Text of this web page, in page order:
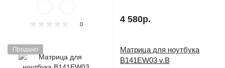
0 4 580р.
Продано
Матрица для ноутбука
B141EW03 v.B